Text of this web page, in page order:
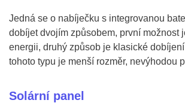
Jedná se o nabíječku s integrovanou
dobíjet dvojím způsobem, první možnost
energii, druhý způsob je klasické
tohoto typu je menší rozměr, nevýhodou
Solární panel